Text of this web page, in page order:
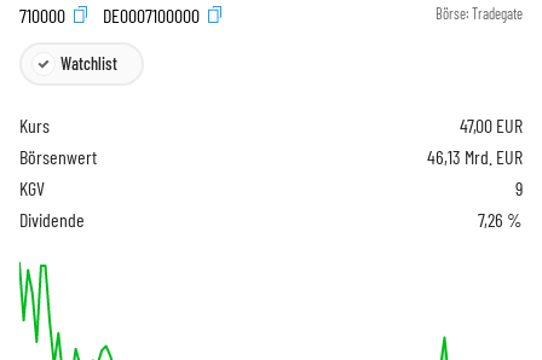
710000
DE0007100000 Börse: Tradegate
Watchlist
Kurs 47,00 EUR
Börsenwert
46,13 Mrd. EUR
KGV
9
Dividende
7,26 %